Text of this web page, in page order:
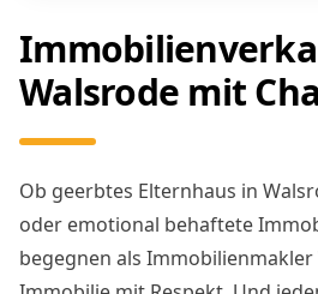
Walsrode mit
Ob geerbtes Elternhaus in
oder emotional behaftete
begegnen als